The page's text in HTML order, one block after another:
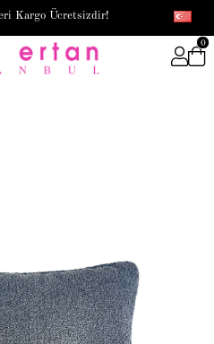
Kargo Ücretsizdir!
0